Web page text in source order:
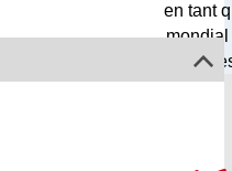
en tant
gestion